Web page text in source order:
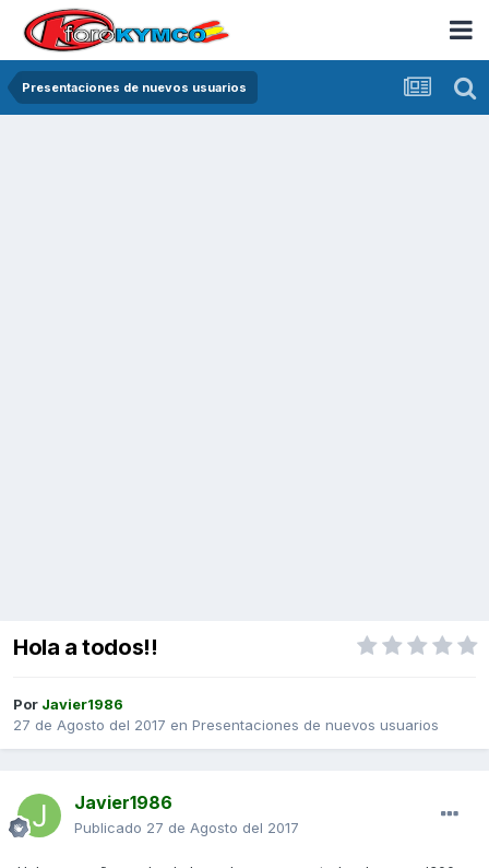
Presentaciones de nuevos usuarios
Hola a todos!!
Por Javier1986
27 de Agosto del 2017 en Presentaciones de nuevos usuarios
Javier1986
Publicado 27 de Agosto del 2017